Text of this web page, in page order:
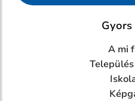
A mi